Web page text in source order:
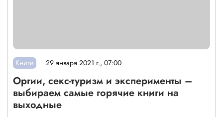
Книги 29 января 2021 г., 07:00
Оргии, секс-туризм и эксперименты –
выбираем самые горячие книги на
выходные